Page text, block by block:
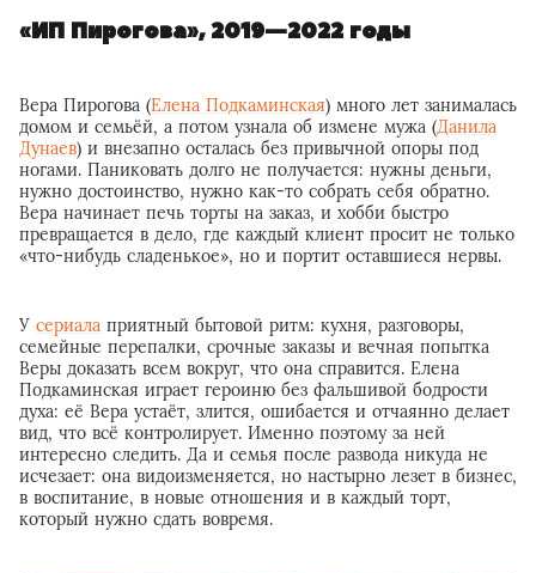
«ИП Пирогова», 2019—2022 годы
Вера Пирогова (Елена Подкаминская) много лет занималась
домом и семьёй, а потом узнала об измене мужа (Данила
Дунаев) и внезапно осталась без привычной опоры под
ногами. Паниковать долго не получается: нужны деньги,
нужно достоинство, нужно как-то собрать себя обратно.
Вера начинает печь торты на заказ, и хобби быстро
превращается в дело, где каждый клиент просит не только
«что-нибудь сладенькое», но и портит оставшиеся нервы.
У сериала приятный бытовой ритм: кухня, разговоры,
семейные перепалки, срочные заказы и вечная попытка
Веры доказать всем вокруг, что она справится. Елена
Подкаминская играет героиню без фальшивой бодрости
духа: её Вера устаёт, злится, ошибается и отчаянно делает
вид, что всё контролирует. Именно поэтому за ней
интересно следить. Да и семья после развода никуда не
исчезает: она видоизменяется, но настырно лезет в бизнес,
в воспитание, в новые отношения и в каждый торт,
который нужно сдать вовремя.